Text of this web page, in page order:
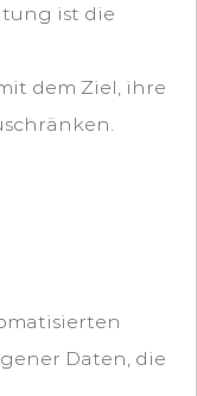
ist die
dem Ziel, ihre
Daten, die